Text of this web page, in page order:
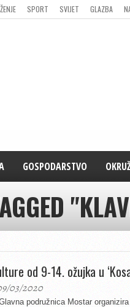
SPORT SVIJET GLAZBA
GOSPODARSTVO
od 9-14. ožujka u
03/2020
podružnica Mostar organizira